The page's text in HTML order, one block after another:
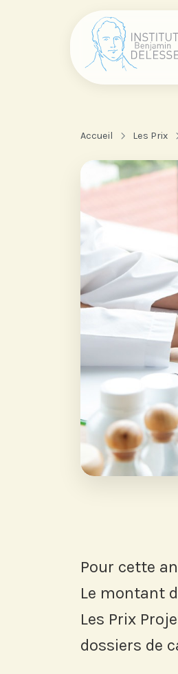
Accueil Les Prix
Pour cette
Le montant
Les Prix
dossiers de